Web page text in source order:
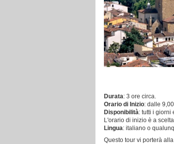
Durata: 3 ore circa.
Orario di Inizio: dalle
Disponibilità: tutti i giorni
L'orario di inizio è a
Lingua: italiano o
Questo tour vi porterà